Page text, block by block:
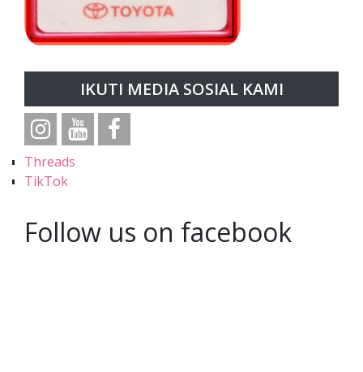
IKUTI MEDIA SOSIAL KAMI
Threads
TikTok
Follow us on facebook